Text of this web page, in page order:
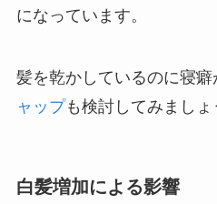
になっています。
髪を乾かしているのに寝
ャップも検討してみましょ
白髪増加による影響